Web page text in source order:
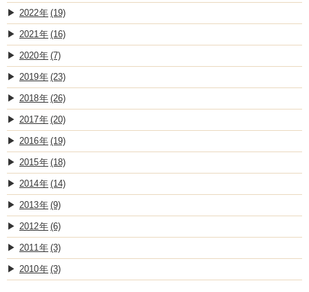
2022 (19)
2021 (16)
2020 (7)
2019 (23)
2018 (26)
2017 (20)
2016 (19)
2015 (18)
2014 (14)
2013 (9)
2012 (6)
2011 (3)
2010 (3)